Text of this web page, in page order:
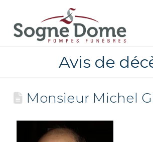
Avis de
Monsieur Michel